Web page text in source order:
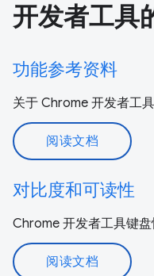
开发者工具
功能参考资料
关于 Chrome 开发者工
阅读文档
对比度和可读性
Chrome 开发者工具键盘
阅读文档